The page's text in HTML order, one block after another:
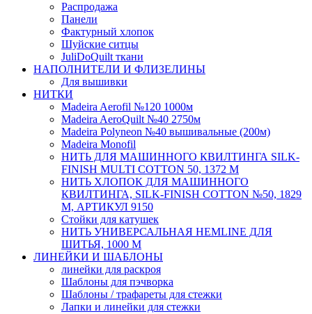
Распродажа
Панели
Фактурный хлопок
Шуйские ситцы
JuliDoQuilt ткани
НАПОЛНИТЕЛИ И ФЛИЗЕЛИНЫ
Для вышивки
НИТКИ
Madeira Aerofil №120 1000м
Madeira AeroQuilt №40 2750м
Madeira Polyneon №40 вышивальные (200м)
Мadeira Monofil
НИТЬ ДЛЯ МАШИННОГО КВИЛТИНГА SILK-
FINISH MULTI COTTON 50, 1372 М
НИТЬ ХЛОПОК ДЛЯ МАШИННОГО
КВИЛТИНГА, SILK-FINISH COTTON №50, 1829
М, АРТИКУЛ 9150
Стойки для катушек
НИТЬ УНИВЕРСАЛЬНАЯ HEMLINE ДЛЯ
ШИТЬЯ, 1000 М
ЛИНЕЙКИ И ШАБЛОНЫ
линейки для раскроя
Шаблоны для пэчворка
Шаблоны / трафареты для стежки
Лапки и линейки для стежки